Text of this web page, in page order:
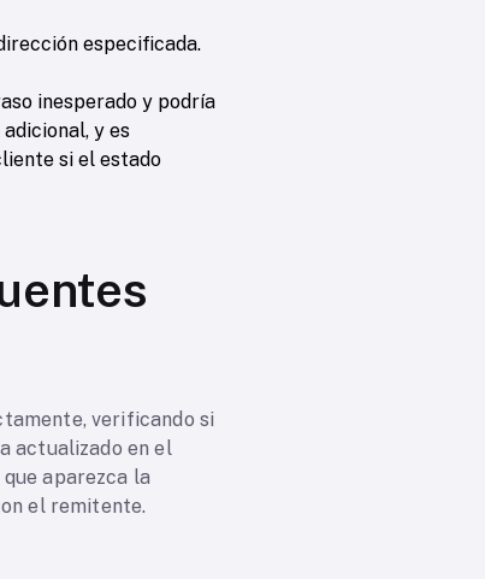
especificada.
inesperado y podría
y es
si el estado
verificando si
actualizado en el
aparezca la
el remitente.